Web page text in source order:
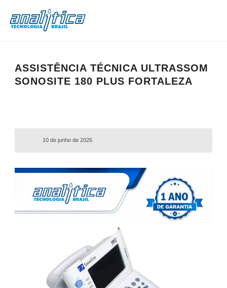
ASSISTÊNCIA TÉCNICA ULTRASSOM
SONOSITE 180 PLUS FORTALEZA
10 de junho de 2026